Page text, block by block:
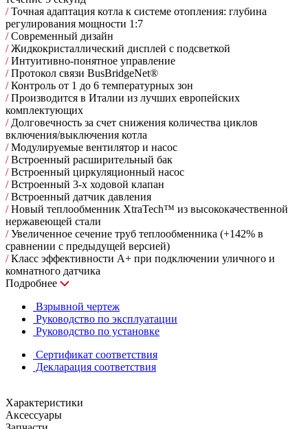
/Точная адаптация котла к системе отопления: глубина
регулирования мощности 1:7
/Современный дизайн
/Жидкокристаллический дисплей с подсветкой
/Интуитивно-понятное управление
/Протокол связи BusBridgeNet®
/Контроль от 1 до 6 температурных зон
/Производится в Италии из лучших европейских
комплектующих
/Долговечность за счет снижения количества циклов
включения/выключения котла
/Модулируемые вентилятор и насос
/Встроенный расширительный бак
/Встроенный циркуляционный насос
/Встроенный 3-х ходовой клапан
/Встроенный датчик давления
/Новый теплообменник XtraTech™ из высококачественной
нержавеющей стали
/Увеличенное сечение труб теплообменника (+142% в
сравнении с предыдущей версией)
/Класс эффективности А+ при подключении уличного и
комнатного датчика
Подробнее
Взрывной чертеж
Руководство по эксплуатации
Руководство по установке
Сертификат соответствия
Декларация соответствия
Характеристики
Аксессуары